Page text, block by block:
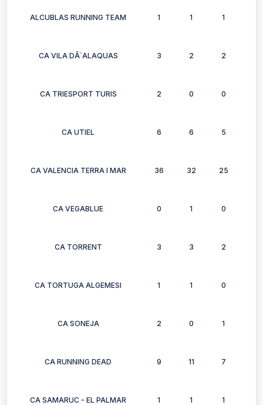
ALCUBLAS RUNNING TEAM 1 1 1
CA VILA DÂ´ALAQUAS 3 2 2
CA TRIESPORT TURIS 2 0 0
CA UTIEL 6 6 5
CA VALENCIA TERRA I MAR 36 32 25
CA VEGABLUE 0 1 0
CA TORRENT 3 3 2
CA TORTUGA ALGEMESI 1 1 0
CA SONEJA 2 0 1
CA RUNNING DEAD 9 11 7
CA SAMARUC - EL PALMAR 1 1 1